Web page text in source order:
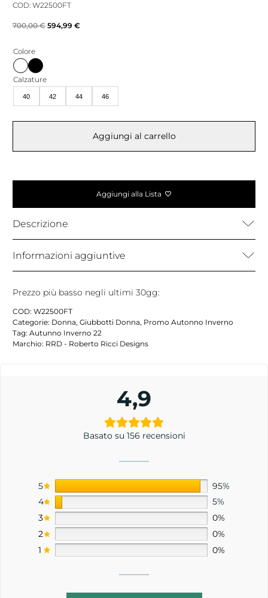
COD: W22500FT
700,00€ Il
700,00 €.
594,99 €Il
594,99 €.
Colore
Calzature
40 42 44 46
Aggiungi al carrello
Aggiungi alla Lista
Descrizione
Informazioni aggiuntive
Prezzo più basso negli ultimi 30gg:
COD: W22500FT
Categorie: Donna, Giubbotti Donna, Promo Autonno Inverno
Tag: Autunno Inverno 22
Marchio: RRD - Roberto Ricci Designs
4,9
Basato su 156 recensioni
5
95%
4
5%
3
0%
2
0%
1
0%